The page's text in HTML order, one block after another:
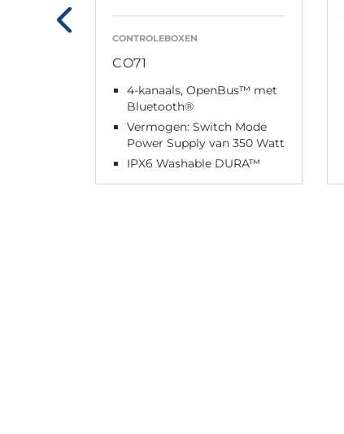
CONTROLEBOXEN
CO71
4-kanaals, OpenBus™ met
Bluetooth®
Vermogen: Switch Mode
Power Supply van 350 Watt
IPX6 Washable DURA™